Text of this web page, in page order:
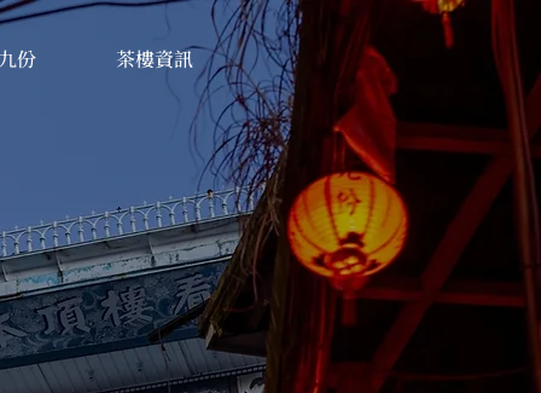
份 茶樓資訊